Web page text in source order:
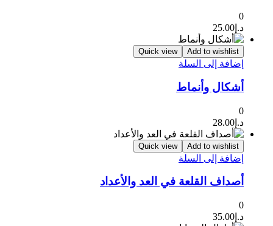
0
د.إ 25.00
Add to wishlist
Quick view
إضافة إلى السلة
أشكال وأنماط
0
د.إ 28.00
Add to wishlist
Quick view
إضافة إلى السلة
أصداف القلعة في العد والأعداد
0
د.إ 35.00